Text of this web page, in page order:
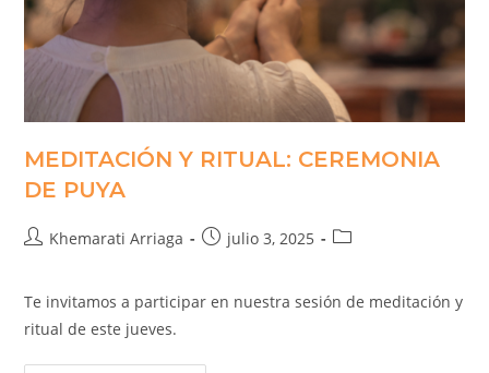
MEDITACIÓN Y RITUAL: CEREMONIA
DE PUYA
Khemarati Arriaga julio 3, 2025
Te invitamos a participar en nuestra sesión de meditación y
ritual de este jueves.